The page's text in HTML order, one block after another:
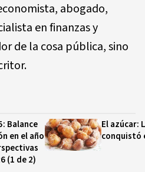
abogado,
en finanzas y
de la cosa pública, sino
Balance
en el año
(1 de 2)
El azúcar:
conquistó